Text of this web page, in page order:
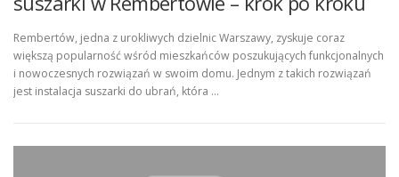
Rembertów, jedna z urokliwych dzielnic Warszawy, zyskuje coraz
większą popularność wśród mieszkańców poszukujących funkcjonalnych
i nowoczesnych rozwiązań w swoim domu. Jednym z takich rozwiązań
jest instalacja suszarki do ubrań, która …